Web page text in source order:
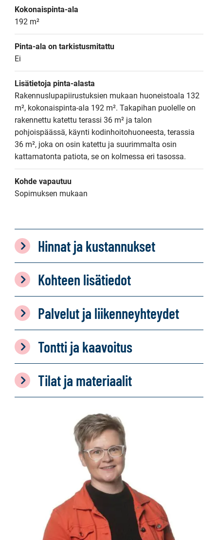
Kokonaispinta-ala
192 m²
Pinta-ala on tarkistusmitattu
Ei
Lisätietoja pinta-alasta
Rakennuslupapiirustuksien mukaan huoneistoala 132
m², kokonaispinta-ala 192 m². Takapihan puolelle on
rakennettu katettu terassi 36 m² ja talon
pohjoispäässä, käynti kodinhoitohuoneesta, terassia
36 m², joka on osin katettu ja suurimmalta osin
kattamatonta patiota, se on kolmessa eri tasossa.
Kohde vapautuu
Sopimuksen mukaan
Hinnat ja kustannukset
Kohteen lisätiedot
Palvelut ja liikenneyhteydet
Tontti ja kaavoitus
Tilat ja materiaalit